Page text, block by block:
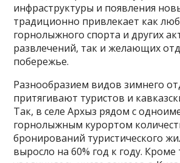
инфраструктуры и появления
традиционно привлекает как
горнолыжного спорта и других
развлечений, так и желающих
побережье.
Разнообразием видов зимнего
притягивают туристов и
Так, в селе Архыз рядом с
горнолыжным курортом
бронирований туристического
выросло на 60% год к году. Кроме